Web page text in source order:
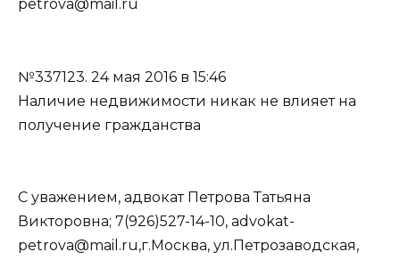
petrova@mail.ru
№337123. 24 мая 2016 в 15:46
Наличие недвижимости никак не влияет на
получение гражданства
С уважением, адвокат Петрова Татьяна
Викторовна; 7(926)527-14-10, advokat-
petrova@mail.ru,г.Москва, ул.Петрозаводская,